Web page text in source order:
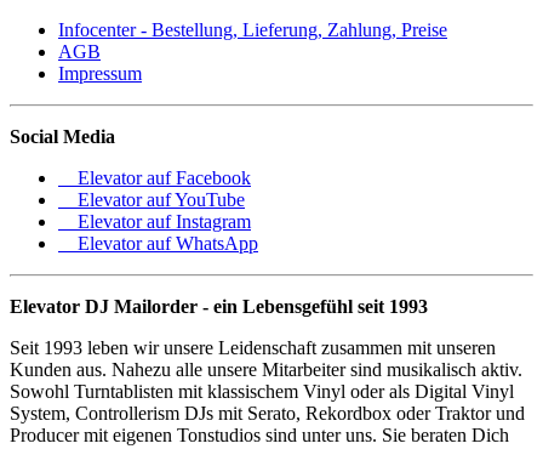
Infocenter - Bestellung, Lieferung, Zahlung, Preise
AGB
Impressum
Social Media
Elevator auf Facebook
Elevator auf YouTube
Elevator auf Instagram
Elevator auf WhatsApp
Elevator DJ Mailorder - ein Lebensgefühl seit 1993
Seit 1993 leben wir unsere Leidenschaft zusammen mit unseren
Kunden aus. Nahezu alle unsere Mitarbeiter sind musikalisch aktiv.
Sowohl Turntablisten mit klassischem Vinyl oder als Digital Vinyl
System, Controllerism DJs mit Serato, Rekordbox oder Traktor und
Producer mit eigenen Tonstudios sind unter uns. Sie beraten Dich